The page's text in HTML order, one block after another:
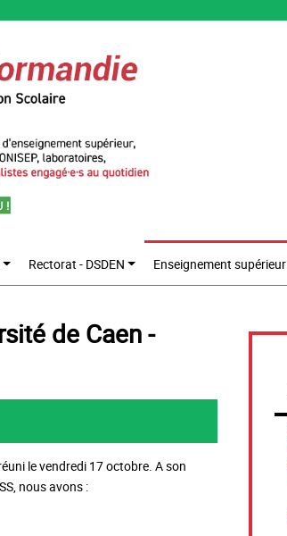
Rectorat - DSDEN Enseignement supérieur
le vendredi 17 octobre. A son
nous avons :